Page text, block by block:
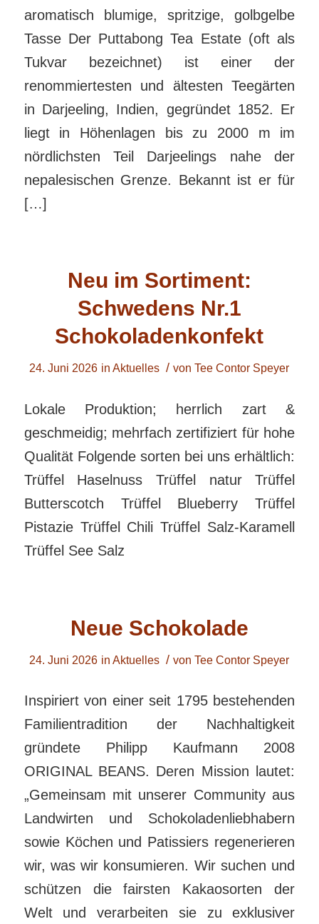
aromatisch blumige, spritzige, golbgelbe
Tasse Der Puttabong Tea Estate (oft als
Tukvar bezeichnet) ist einer der
renommiertesten und ältesten Teegärten
in Darjeeling, Indien, gegründet 1852. Er
liegt in Höhenlagen bis zu 2000 m im
nördlichsten Teil Darjeelings nahe der
nepalesischen Grenze. Bekannt ist er für
[…]
Neu im Sortiment:
Schwedens Nr.1
Schokoladenkonfekt
24. Juni 2026 inAktuelles / vonTee Contor Speyer
Lokale Produktion; herrlich zart &
geschmeidig; mehrfach zertifiziert für hohe
Qualität Folgende sorten bei uns erhältlich:
Trüffel Haselnuss Trüffel natur Trüffel
Butterscotch Trüffel Blueberry Trüffel
Pistazie Trüffel Chili Trüffel Salz-Karamell
Trüffel See Salz
Neue Schokolade
24. Juni 2026 inAktuelles / vonTee Contor Speyer
Inspiriert von einer seit 1795 bestehenden
Familientradition der Nachhaltigkeit
gründete Philipp Kaufmann 2008
ORIGINAL BEANS. Deren Mission lautet:
„Gemeinsam mit unserer Community aus
Landwirten und Schokoladenliebhabern
sowie Köchen und Patissiers regenerieren
wir, was wir konsumieren. Wir suchen und
schützen die fairsten Kakaosorten der
Welt und verarbeiten sie zu exklusiver